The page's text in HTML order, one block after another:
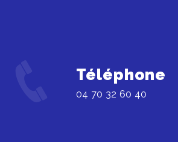
Téléphone
04 70 32 60 40